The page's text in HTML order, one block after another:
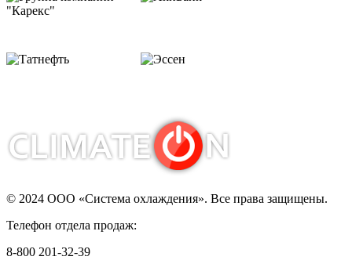
© 2024 ООО «Система охлаждения». Все права защищены.
Телефон отдела продаж:
8-800 201-32-39